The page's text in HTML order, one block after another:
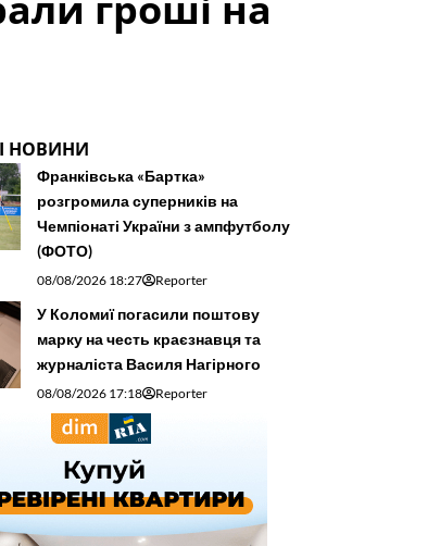
НОВИНИ
Франківська «Бартка»
розгромила суперників на
Чемпіонаті України з ампфутболу
(ФОТО)
08/08/2026 18:27 Reporter
У Коломиї погасили поштову
марку на честь краєзнавця та
журналіста Василя Нагірного
08/08/2026 17:18 Reporter